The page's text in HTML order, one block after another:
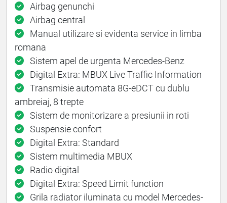
Airbag genunchi
Airbag central
Manual utilizare si evidenta service in limba
romana
Sistem apel de urgenta Mercedes-Benz
Digital Extra: MBUX Live Traffic Information
Transmisie automata 8G-eDCT cu dublu
ambreiaj, 8 trepte
Sistem de monitorizare a presiunii in roti
Suspensie confort
Digital Extra: Standard
Sistem multimedia MBUX
Radio digital
Digital Extra: Speed Limit function
Grila radiator iluminata cu model Mercedes-